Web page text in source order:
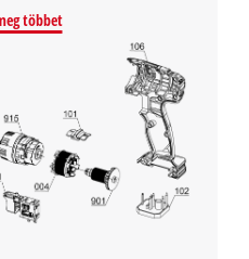
szolgáltatás betöltéséhez
van az Ön jóváhagyására!
is not permitted to load due
are not disclosed to the
owner needs to setup
CMP to add this content
többet